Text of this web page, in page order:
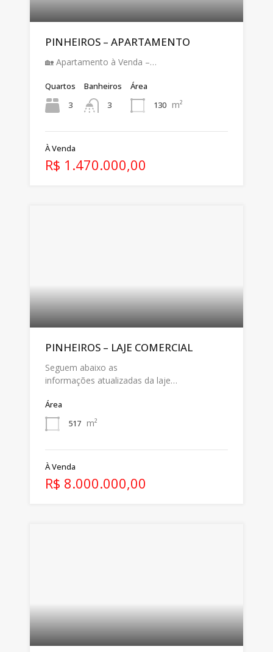
PINHEIROS – APARTAMENTO
🏡 Apartamento à Venda –…
Quartos
3
Banheiros
3
Área
130 m²
À Venda
R$ 1.470.000,00
PINHEIROS – LAJE COMERCIAL
Seguem abaixo as
informações atualizadas da laje…
Área
517 m²
À Venda
R$ 8.000.000,00